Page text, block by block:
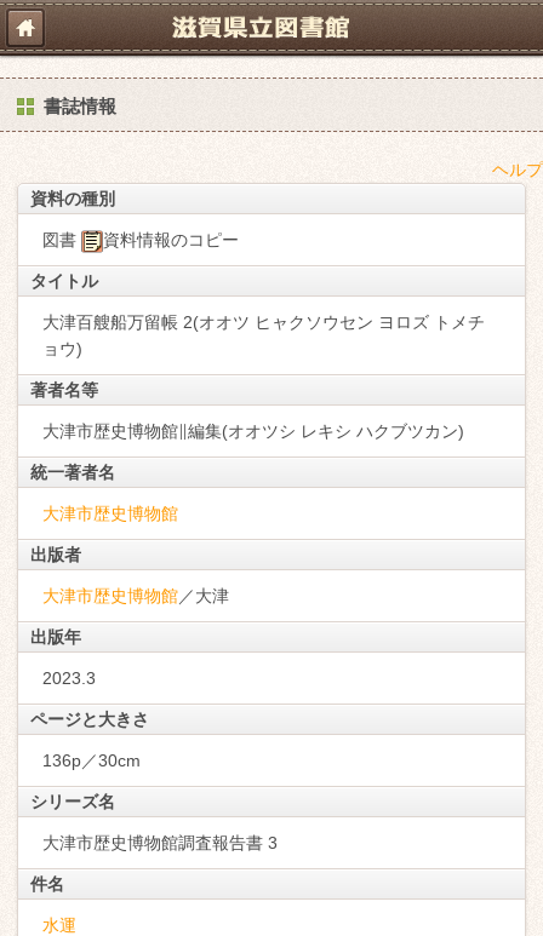
書誌情報
ヘルプ
資料の種別
図書 資料情報のコピー
タイトル
大津百艘船万留帳 2(オオツ ヒャクソウセン ヨロズ トメチ
ョウ)
著者名等
大津市歴史博物館∥編集(オオツシ レキシ ハクブツカン)
統一著者名
大津市歴史博物館
出版者
大津市歴史博物館／大津
出版年
2023.3
ページと大きさ
136p／30cm
シリーズ名
大津市歴史博物館調査報告書 3
件名
水運